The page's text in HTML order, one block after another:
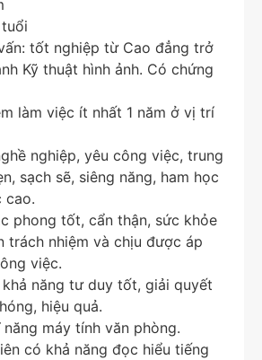
tốt nghiệp từ Cao đẳng trở
Kỹ thuật hình ảnh. Có chứng
làm việc ít nhất 1 năm ở vị trí
nghiệp, yêu công việc, trung
sạch sẽ, siêng năng, ham học
cao.
phong tốt, cẩn thận, sức khỏe
trách nhiệm và chịu được áp
việc.
năng tư duy tốt, giải quyết
hiệu quả.
máy tính văn phòng.
có khả năng đọc hiểu tiếng